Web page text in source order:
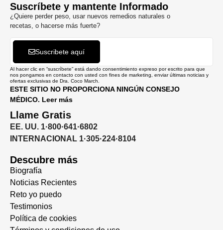
Suscríbete y mantente Informado
¿Quiere perder peso, usar nuevos remedios naturales o
recetas, o hacerse más fuerte?
Suscribete aquí
Al hacer clic en “suscríbete” está dando consentimiento expreso por escrito para que
nos pongamos en contacto con usted con fines de marketing, enviar últimas noticias y
ofertas exclusivas de Dra. Coco March.
ESTE SITIO NO PROPORCIONA NINGÚN CONSEJO
MÉDICO. Leer más
Llame Gratis
EE. UU. 1·800·641·6802
INTERNACIONAL 1·305·224·8104
Descubre más
Biografía
Noticias Recientes
Reto yo puedo
Testimonios
Política de cookies